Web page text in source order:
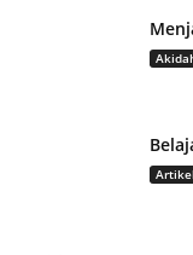
Artikel